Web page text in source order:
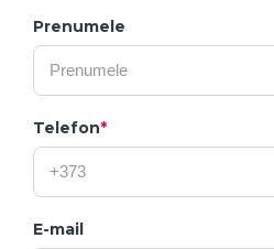
Prenumele
Telefon*
E-mail